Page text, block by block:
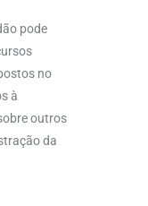
pode
no
à
outros
da